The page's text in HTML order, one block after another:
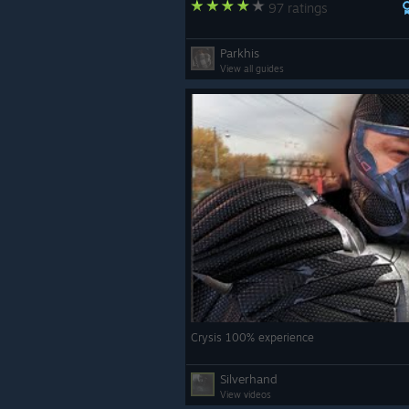
97 ratings
Parkhis
View all guides
Crysis 100% experience
Silverhand
View videos